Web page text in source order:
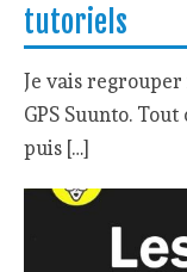
tutoriels
Je vais
GPS Suunto.
puis […]